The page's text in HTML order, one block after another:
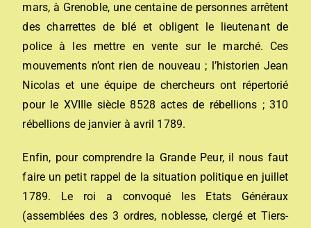
mars, à Grenoble, une centaine de personnes arrêtent
des charrettes de blé et obligent le lieutenant de
police à les mettre en vente sur le marché. Ces
mouvements n’ont rien de nouveau ; l’historien Jean
Nicolas et une équipe de chercheurs ont répertorié
pour le XVIIIe siècle 8528 actes de rébellions ; 310
rébellions de janvier à avril 1789.
Enfin, pour comprendre la Grande Peur, il nous faut
faire un petit rappel de la situation politique en juillet
1789. Le roi a convoqué les Etats Généraux
(assemblées des 3 ordres, noblesse, clergé et Tiers-